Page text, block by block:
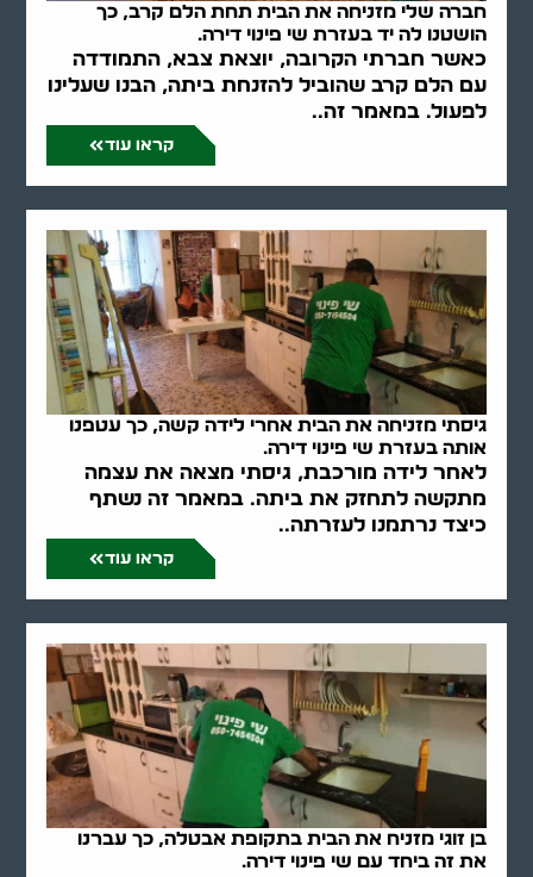
חברה שלי מזניחה את הבית תחת הלם קרב, כך
הושטנו לה יד בעזרת שי פינוי דירה.
כאשר חברתי הקרובה, יוצאת צבא, התמודדה
עם הלם קרב שהוביל להזנחת ביתה, הבנו שעלינו
לפעול. במאמר זה..
קראו עוד
גיסתי מזניחה את הבית אחרי לידה קשה, כך עטפנו
אותה בעזרת שי פינוי דירה.
לאחר לידה מורכבת, גיסתי מצאה את עצמה
מתקשה לתחזק את ביתה. במאמר זה נשתף
כיצד נרתמנו לעזרתה..
קראו עוד
בן זוגי מזניח את הבית בתקופת אבטלה, כך עברנו
את זה ביחד עם שי פינוי דירה.